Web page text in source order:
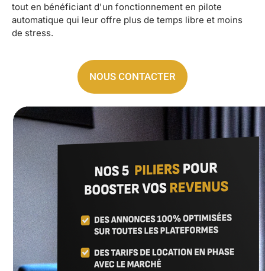
tout en bénéficiant d'un fonctionnement en pilote
automatique qui leur offre plus de temps libre et moins
de stress.
NOUS CONTACTER